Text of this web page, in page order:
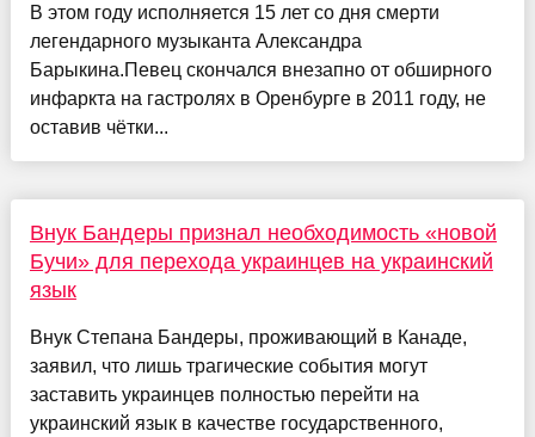
В этом году исполняется 15 лет со дня смерти
легендарного музыканта Александра
Барыкина.Певец скончался внезапно от обширного
инфаркта на гастролях в Оренбурге в 2011 году, не
оставив чётки...
Внук Бандеры признал необходимость «новой
Бучи» для перехода украинцев на украинский
язык
Внук Степана Бандеры, проживающий в Канаде,
заявил, что лишь трагические события могут
заставить украинцев полностью перейти на
украинский язык в качестве государственного,